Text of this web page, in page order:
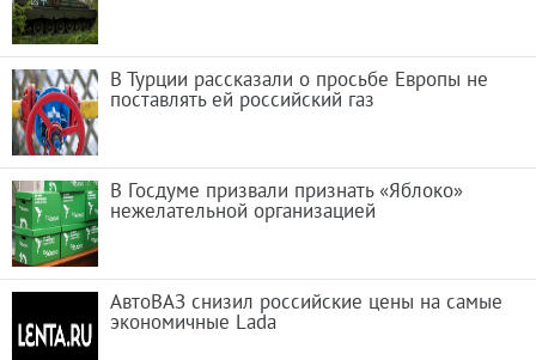
В Турции рассказали о просьбе Европы не
поставлять ей российский газ
В Госдуме призвали признать «Яблоко»
нежелательной организацией
АвтоВАЗ снизил российские цены на самые
экономичные Lada